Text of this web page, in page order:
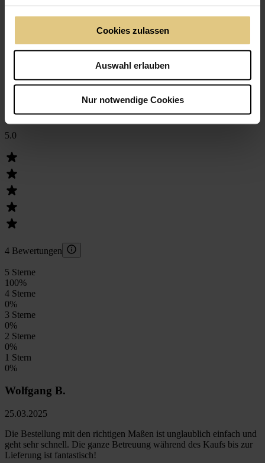
Cookies zulassen
Auswahl erlauben
Nur notwendige Cookies
Sehr Gut
5.0
4 Bewertungen
5 Sterne
100%
4 Sterne
0%
3 Sterne
0%
2 Sterne
0%
1 Stern
0%
Wolfgang B.
25.03.2025
Die Bestellung mit den richtigen Maßen ist unglaublich einfach und
geht sehr schnell. Die ganze Betreuung während des Kaufs bis zur
Lieferung ist fantastisch!